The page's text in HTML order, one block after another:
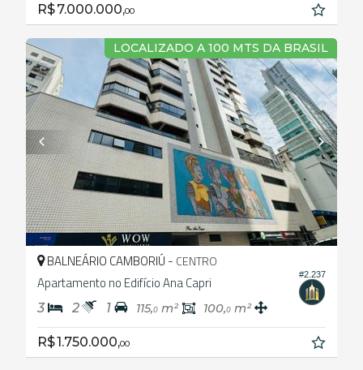
R$ 7.000.000,00
LOCALIZADO A 100 MTS DA BRASIL
#2.237
BALNEÁRIO CAMBORIÚ - CENTRO
Apartamento no Edifício Ana Capri
3 2 1 115,0 m² 100,0 m²
R$ 1.750.000,00